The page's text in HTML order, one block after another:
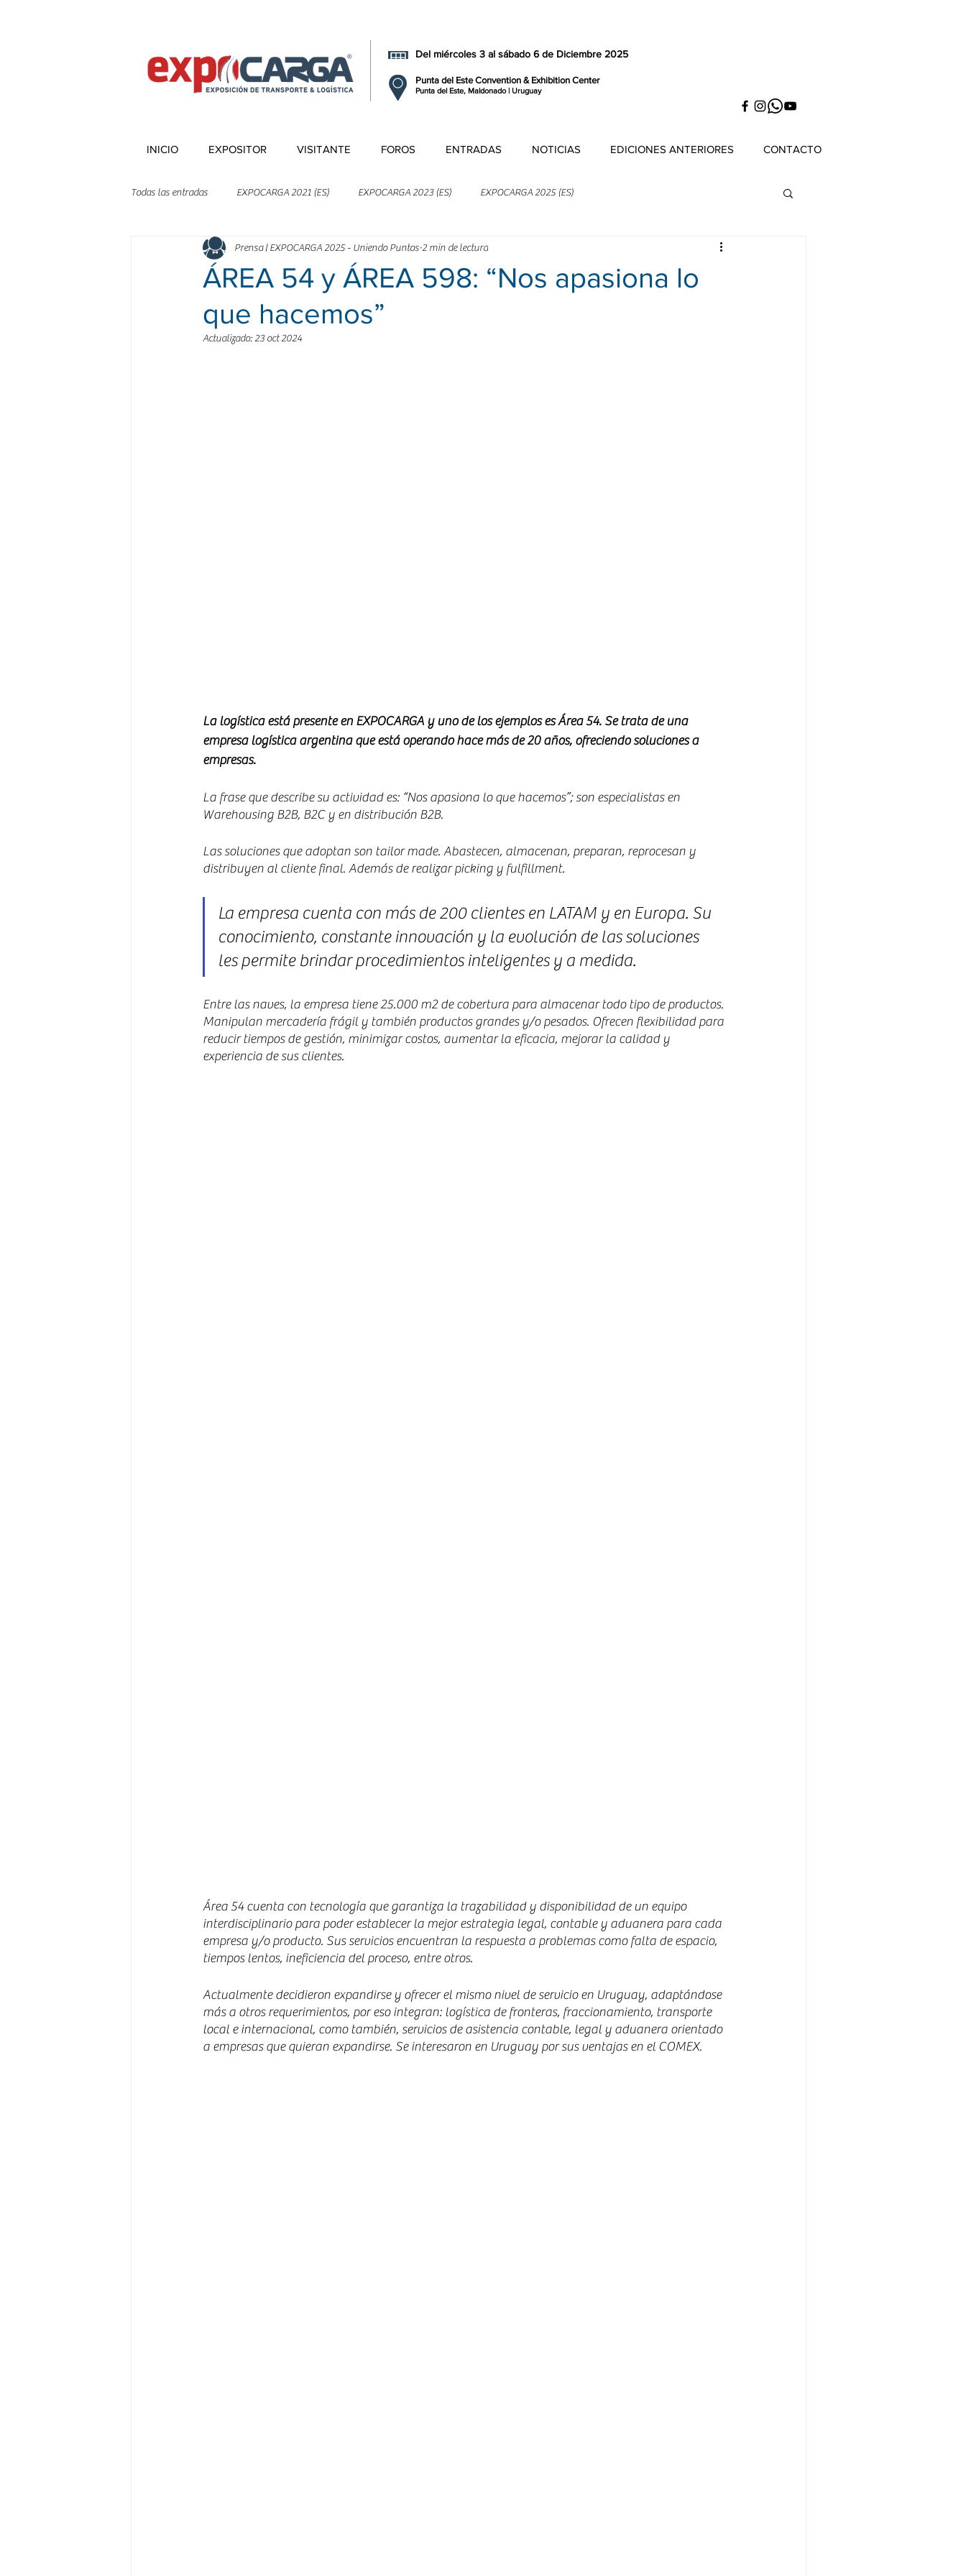
Punta del Este Convention & Exhibition Center
Punta del Este, Maldonado | Uruguay
Del miércoles 3 al sábado 6 de Diciembre 2025
INICIO EXPOSITOR VISITANTE FOROS ENTRADAS NOTICIAS EDICIONES ANTERIORES CONTACTO
Todas las entradas EXPOCARGA 2021 (ES) EXPOCARGA 2023 (ES) EXPOCARGA 2025 (ES)
ÁREA 54 y ÁREA 598: “Nos apasiona lo
que hacemos”
Prensa | EXPOCARGA 2025 - Uniendo Puntos 2 min de lectura
Actualizado:23 oct 2024
La logística está presente en EXPOCARGA y uno de los ejemplos es Área 54. Se trata de una
empresa logística argentina que está operando hace más de 20 años, ofreciendo soluciones a
empresas.
La frase que describe su actividad es: “Nos apasiona lo que hacemos”; son especialistas en
Warehousing B2B, B2C y en distribución B2B.
Las soluciones que adoptan son tailor made. Abastecen, almacenan, preparan, reprocesan y
distribuyen al cliente final. Además de realizar picking y fulfillment.
La empresa cuenta con más de 200 clientes en LATAM y en Europa. Su
conocimiento, constante innovación y la evolución de las soluciones
les permite brindar procedimientos inteligentes y a medida.
Entre las naves, la empresa tiene 25.000 m2 de cobertura para almacenar todo tipo de productos.
Manipulan mercadería frágil y también productos grandes y/o pesados. Ofrecen flexibilidad para
reducir tiempos de gestión, minimizar costos, aumentar la eficacia, mejorar la calidad y
experiencia de sus clientes.
Área 54 cuenta con tecnología que garantiza la trazabilidad y disponibilidad de un equipo
interdisciplinario para poder establecer la mejor estrategia legal, contable y aduanera para cada
empresa y/o producto. Sus servicios encuentran la respuesta a problemas como falta de espacio,
tiempos lentos, ineficiencia del proceso, entre otros.
Actualmente decidieron expandirse y ofrecer el mismo nivel de servicio en Uruguay, adaptándose
más a otros requerimientos, por eso integran: logística de fronteras, fraccionamiento, transporte
local e internacional, como también, servicios de asistencia contable, legal y aduanera orientado
a empresas que quieran expandirse. Se interesaron en Uruguay por sus ventajas en el COMEX.